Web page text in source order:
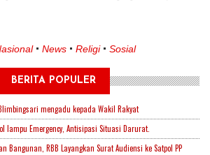
News Religi Sosial
BERITA POPULER
mengadu kepada Wakil Rakyat
lampu Emergency, Antisipasi Situasi Darurat.
Bangunan, RBB Layangkan Surat Audiensi ke Satpol PP